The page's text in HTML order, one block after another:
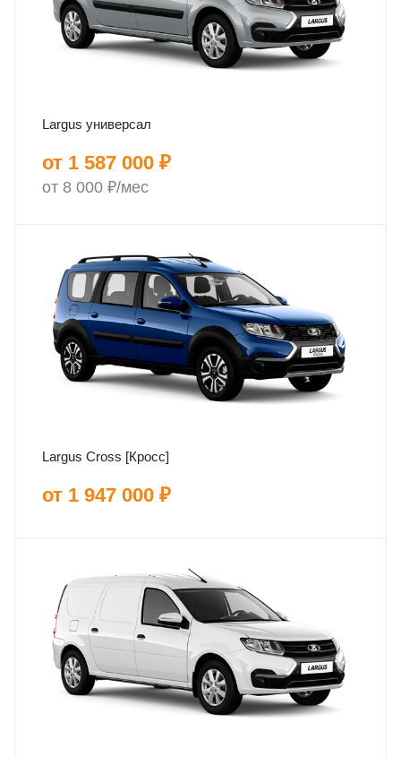
Largus универсал
от 1 587 000 ₽
от 8 000 ₽/мес
Largus Cross [Кросс]
от 1 947 000 ₽